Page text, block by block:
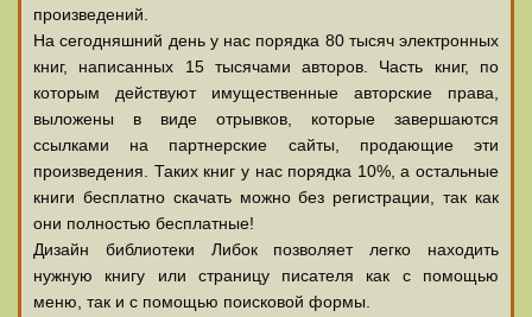
произведений.
На сегодняшний день у нас порядка 80 тысяч электронных
книг, написанных 15 тысячами авторов. Часть книг, по
которым действуют имущественные авторские права,
выложены в виде отрывков, которые завершаются
ссылками на партнерские сайты, продающие эти
произведения. Таких книг у нас порядка 10%, а остальные
книги бесплатно скачать можно без регистрации, так как
они полностью бесплатные!
Дизайн библиотеки Либок позволяет легко находить
нужную книгу или страницу писателя как с помощью
меню, так и с помощью поисковой формы.